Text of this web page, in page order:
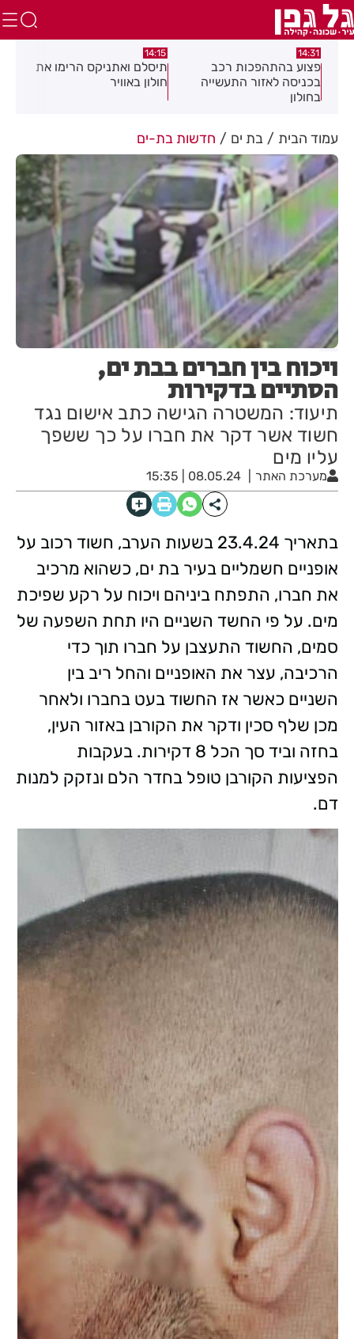
14:15
תיסלם ואתניקס הרימו את
חולון באוויר
13:05
פצוע בתאונת אופנוע במרכז
חולון
עמוד הבית בת ים חדשות בת-ים
ויכוח בין חברים בבת ים,
הסתיים בדקירות
תיעוד: המשטרה הגישה כתב אישום נגד
חשוד אשר דקר את חברו על כך ששפך
עליו מים
מערכת האתר 08.05.24 | 15:35
בתאריך 23.4.24 בשעות הערב, חשוד רכוב על
אופניים חשמליים בעיר בת ים, כשהוא מרכיב
את חברו, התפתח ביניהם ויכוח על רקע שפיכת
מים. על פי החשד השניים היו תחת השפעה של
סמים, החשוד התעצבן על חברו תוך כדי
הרכיבה, עצר את האופניים והחל ריב בין
השניים כאשר אז החשוד בעט בחברו ולאחר
מכן שלף סכין ודקר את הקורבן באזור העין,
בחזה וביד סך הכל 8 דקירות. בעקבות
הפציעות הקורבן טופל בחדר הלם ונזקק למנות
דם.